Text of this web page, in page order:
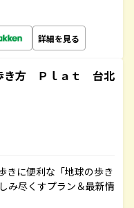
詳細を見る
き方 Ｐｌａｔ 台北
きに便利な「地球の歩き
み尽くすプラン＆最新情